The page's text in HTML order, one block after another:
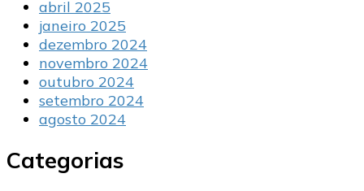
abril 2025
janeiro 2025
dezembro 2024
novembro 2024
outubro 2024
setembro 2024
agosto 2024
Categorias